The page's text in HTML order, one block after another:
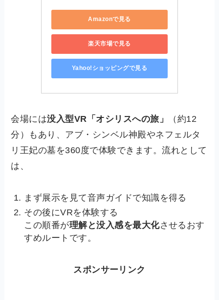
Amazonで見る
楽天市場で見る
Yahoo!ショッピングで見る
会場には没入型VR「オシリスへの旅」
（約12
分）もあり、アブ・シンベル神殿やネフェルタ
リ王妃の墓を360度で体験できます。流れとして
は、
まず展示を見て音声ガイドで知識を得る
その後にVRを体験する
この順番が理解と没入感を最大化させるおす
すめルートです。
スポンサーリンク